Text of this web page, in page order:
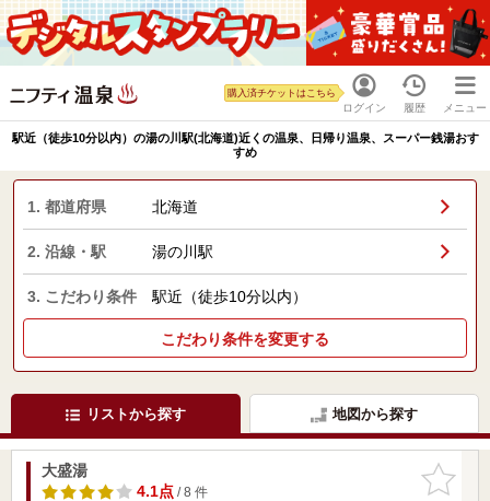
ログイン
購入済チケットはこちら
履歴 メニュー
駅近（徒歩10分以内）の湯の川駅(北海道)近くの温泉、日帰り温泉、スーパー銭湯おす
すめ
1. 都道府県 北海道
2. 沿線・駅 湯の川駅
3. こだわり条件 駅近（徒歩10分以内）
こだわり条件を変更する
リストから探す 地図から探す
お気に入
りに追加
大盛湯
4.1点/ 8 件